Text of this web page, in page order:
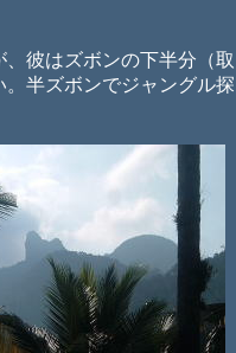
彼はズボンの下半分（取
半ズボンでジャングル探